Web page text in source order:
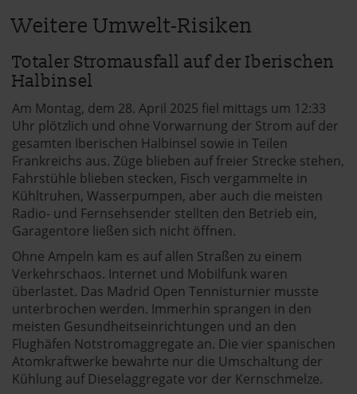
Weitere Umwelt-Risiken
Totaler Stromausfall auf der Iberischen
Halbinsel
Am Montag, dem 28. April 2025 fiel mittags um 12:33
Uhr plötzlich und ohne Vorwarnung der Strom auf der
gesamten Iberischen Halbinsel sowie in Teilen
Frankreichs aus. Züge blieben auf freier Strecke stehen,
Fahrstühle blieben stecken, Fisch vergammelte in
Kühltruhen, Wasserpumpen, aber auch die meisten
Radio- und Fernsehsender stellten den Betrieb ein,
Garagentore ließen sich nicht öffnen.
Ohne Ampeln kam es auf allen Straßen zu einem
Verkehrschaos. Internet und Mobilfunk waren
überlastet. Das Madrid Open Tennisturnier musste
unterbrochen werden. Immerhin sprangen in den
meisten Gesundheitseinrichtungen und an den
Flughäfen Notstromaggregate an. Die vier spanischen
Atomkraftwerke bewahrte nur die Umschaltung der
Kühlung auf Dieselaggregate vor der Kernschmelze.